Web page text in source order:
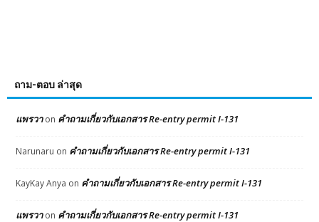
ถาม-ตอบ ล่าสุด
แพรวาon คำถามเกี่ยวกับเอกสาร Re-entry permit I-131
Narunaru on คำถามเกี่ยวกับเอกสาร Re-entry permit I-131
KayKay Anya on คำถามเกี่ยวกับเอกสาร Re-entry permit I-131
แพรวาon คำถามเกี่ยวกับเอกสาร Re-entry permit I-131